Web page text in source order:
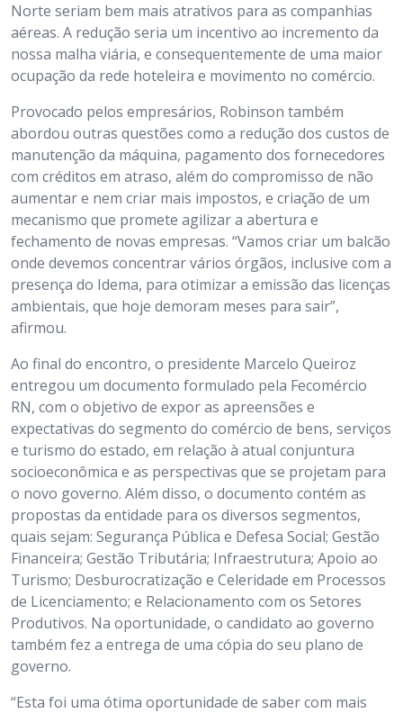
Norte seriam bem mais atrativos para as companhias
aéreas. A redução seria um incentivo ao incremento da
nossa malha viária, e consequentemente de uma maior
ocupação da rede hoteleira e movimento no comércio.
Provocado pelos empresários, Robinson também
abordou outras questões como a redução dos custos de
manutenção da máquina, pagamento dos fornecedores
com créditos em atraso, além do compromisso de não
aumentar e nem criar mais impostos, e criação de um
mecanismo que promete agilizar a abertura e
fechamento de novas empresas. “Vamos criar um balcão
onde devemos concentrar vários órgãos, inclusive com a
presença do Idema, para otimizar a emissão das licenças
ambientais, que hoje demoram meses para sair”,
afirmou.
Ao final do encontro, o presidente Marcelo Queiroz
entregou um documento formulado pela Fecomércio
RN, com o objetivo de expor as apreensões e
expectativas do segmento do comércio de bens, serviços
e turismo do estado, em relação à atual conjuntura
socioeconômica e as perspectivas que se projetam para
o novo governo. Além disso, o documento contém as
propostas da entidade para os diversos segmentos,
quais sejam: Segurança Pública e Defesa Social; Gestão
Financeira; Gestão Tributária; Infraestrutura; Apoio ao
Turismo; Desburocratização e Celeridade em Processos
de Licenciamento; e Relacionamento com os Setores
Produtivos. Na oportunidade, o candidato ao governo
também fez a entrega de uma cópia do seu plano de
governo.
“Esta foi uma ótima oportunidade de saber com mais